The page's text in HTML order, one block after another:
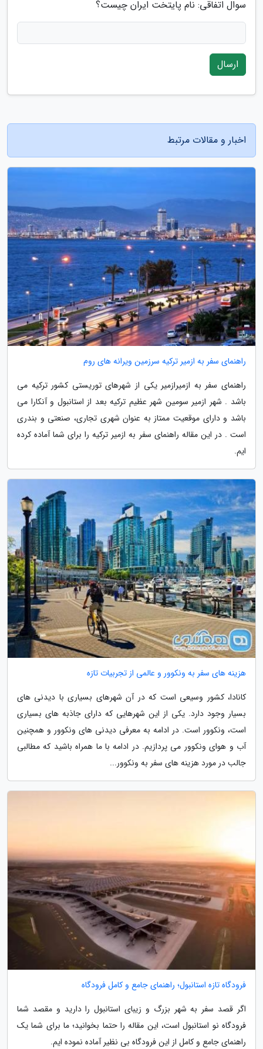
سوال اتفاقی: نام پایتخت ایران چیست؟
ارسال
اخبار و مقالات مرتبط
راهنمای سفر به ازمیر ترکیه سرزمین ویرانه های روم
راهنمای سفر به ازمیرازمیر یکی از شهرهای توریستی کشور ترکیه می
باشد . شهر ازمیر سومین شهر عظیم ترکیه بعد از استانبول و آنکارا می
باشد و دارای موقعیت ممتاز به عنوان شهری تجاری، صنعتی و بندری
است . در این مقاله راهنمای سفر به ازمیر ترکیه را برای شما آماده کرده
ایم.
هزینه های سفر به ونکوور و عالمی از تجربیات تازه
کانادا، کشور وسیعی است که در آن شهرهای بسیاری با دیدنی های
بسیار وجود دارد. یکی از این شهرهایی که دارای جاذبه های بسیاری
است، ونکوور است. در ادامه به معرفی دیدنی های ونکوور و همچنین
آب و هوای ونکوور می پردازیم. در ادامه با ما همراه باشید که مطالبی
جالب در مورد هزینه های سفر به ونکوور...
فرودگاه تازه استانبول؛ راهنمای جامع و کامل فرودگاه
اگر قصد سفر به شهر بزرگ و زیبای استانبول را دارید و مقصد شما
فرودگاه نو استانبول است، این مقاله را حتما بخوانید؛ ما برای شما یک
راهنمای جامع و کامل از این فرودگاه بی نظیر آماده نموده ایم.